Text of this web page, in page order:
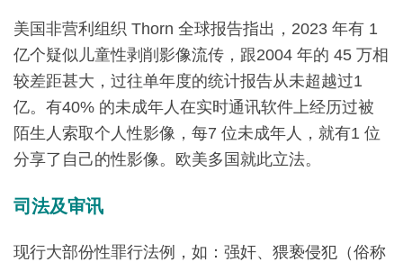
美国非营利组织 Thorn 全球报告指出，2023 年有 1
亿个疑似儿童性剥削影像流传，跟2004 年的 45 万相
较差距甚大，过往单年度的统计报告从未超越过1
亿。有40% 的未成年人在实时通讯软件上经历过被
陌生人索取个人性影像，每7 位未成年人，就有1 位
分享了自己的性影像。欧美多国就此立法。
司法及审讯
现行大部份性罪行法例，如：强奸、猥亵侵犯（俗称